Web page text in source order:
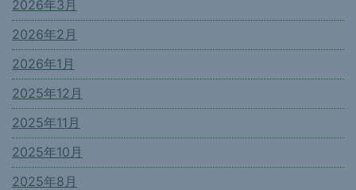
2026年3月
2026年2月
2026年1月
2025年12月
2025年11月
2025年10月
2025年8月